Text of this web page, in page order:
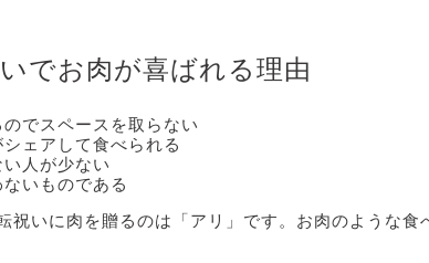
でお肉が喜ばれる理由
でスペースを取らない
ェアして食べられる
人が少ない
いものである
祝いに肉を贈るのは「アリ」です。お肉のような